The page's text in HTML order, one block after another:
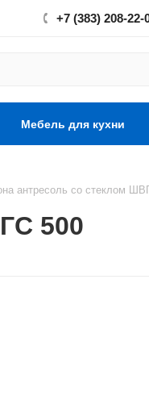
+7 (383) 208-22-
Мебель для кухни
антресоль со стеклом
500